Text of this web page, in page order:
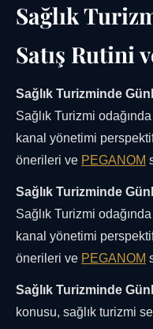
Sağlık
Satış Rutini
Sağlık Turizminde
Sağlık Turizmi
kanal yönetimi
önerileri ve PEGANOM
Sağlık Turizminde
Sağlık Turizmi
kanal yönetimi
önerileri ve PEGANOM
Sağlık Turizminde
konusu, sağlık turizmi